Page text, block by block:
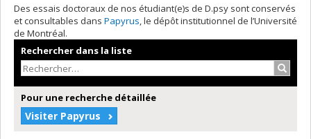
Des essais doctoraux de nos étudiant(e)s de D.psy sont conservés
et consultables dans Papyrus, le dépôt institutionnel de l’Université
de Montréal.
Rechercher dans la liste
Pour une recherche détaillée
Visiter Papyrus